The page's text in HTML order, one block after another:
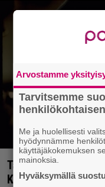
Tänään tv:ssä:
King ja Tom Hanks
Arvostamme
Tarvitsemme
Me ja huolellisesti
hyödynnämme
käyttäjäkokemuksen
mainoksia.
Hyväksymällä